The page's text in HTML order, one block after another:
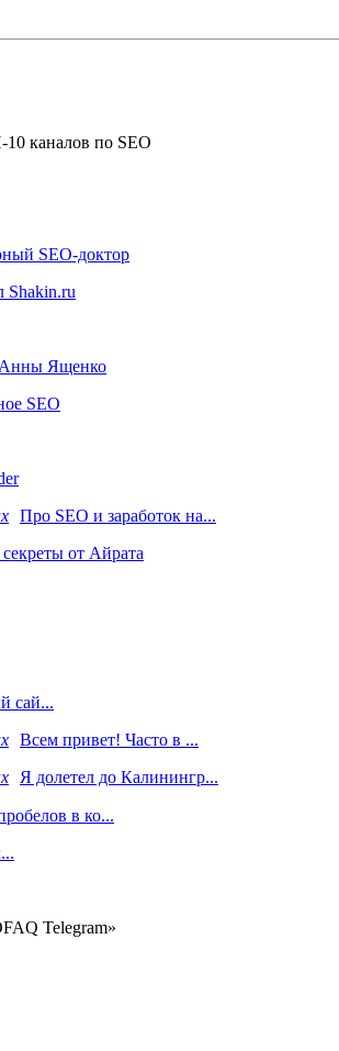
SEO-доктор
Shakin.ru
Анны Ященко
SEO
Про SEO и заработок на...
от Айрата
сай...
Всем привет! Часто в ...
Я долетел до Калинингр...
в ко...
Telegram»